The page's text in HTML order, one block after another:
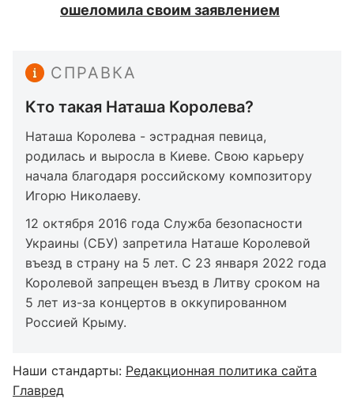
ошеломила своим заявлением
СПРАВКА
Кто такая Наташа Королева?
Наташа Королева - эстрадная певица,
родилась и выросла в Киеве. Свою карьеру
начала благодаря российскому композитору
Игорю Николаеву.
12 октября 2016 года Служба безопасности
Украины (СБУ) запретила Наташе Королевой
въезд в страну на 5 лет. С 23 января 2022 года
Королевой запрещен въезд в Литву сроком на
5 лет из-за концертов в оккупированном
Россией Крыму.
Наши стандарты: Редакционная политика сайта
Главред